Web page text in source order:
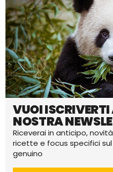
VUOI
NOSTRA
Riceverai in anticipo,
ricette e focus specifici
genuino